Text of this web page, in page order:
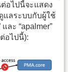
อไปนี้จะแสดง
แลระบบกับผู้ใช้
ละ “apalmer”
อไปนี้):